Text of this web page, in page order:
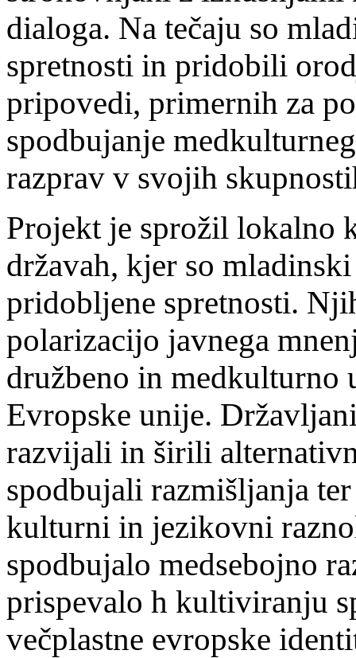
dialoga. Na tečaju so
spretnosti in pridobili
pripovedi, primernih za
spodbujanje
razprav v svojih
Projekt je sprožil lokalno
državah, kjer so
pridobljene spretnosti.
polarizacijo javnega
družbeno in medkulturno
Evropske unije.
razvijali in širili
spodbujali razmišljanja
kulturni in jezikovni
spodbujalo medsebojno
prispevalo h kultiviranju
večplastne evropske